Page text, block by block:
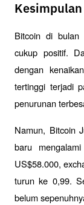
Kesimpulan
Bitcoin di bulan
cukup positif.
dengan
tertinggi terjadi
penurunan
Namun, Bitcoin
baru
US$58.000,
turun ke 0,99.
belum